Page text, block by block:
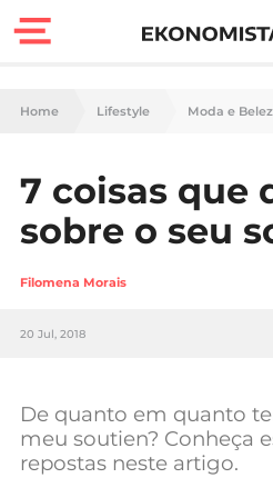
Finanças
Carreira
Tecnologia
Negócios
Home Lifestyle Moda e
7 coisas que
sobre o seu
Filomena Morais
20 Jul, 2018
De quanto em quanto
meu soutien? Conheça
repostas neste artigo.